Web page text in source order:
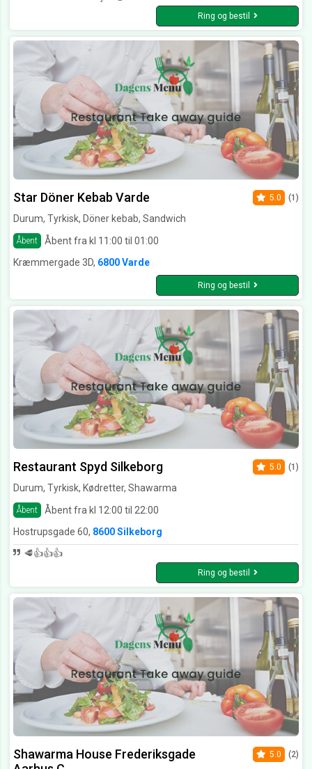
Ring og bestil
Star Döner Kebab Varde
Durum, Tyrkisk, Döner kebab, Sandwich
Åbent Åbent fra kl 11:00 til 01:00
5.0 (1)
Kræmmergade 3D, 6800 Varde
Ring og bestil
Restaurant Spyd Silkeborg
Durum, Tyrkisk, Kødretter, Shawarma
Åbent Åbent fra kl 12:00 til 22:00
5.0 (1)
Hostrupsgade 60, 8600 Silkeborg
🥩👍👍👍
Ring og bestil
Shawarma House Frederiksgade
5.0 (2)